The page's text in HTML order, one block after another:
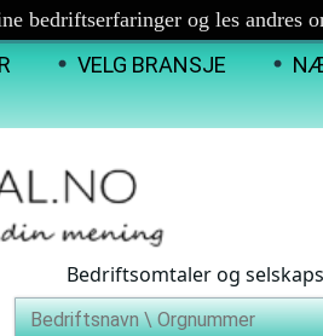
bedriftserfaringer og les andres
VELG BRANSJE
Bedriftsomtaler og